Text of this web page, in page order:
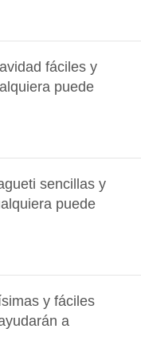
fáciles y
puede
sencillas y
puede
y fáciles
a